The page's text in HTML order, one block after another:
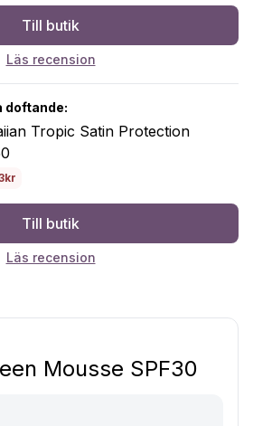
Till butik
Läs recension
doftande:
Tropic Satin Protection
Till butik
Läs recension
Mousse SPF30